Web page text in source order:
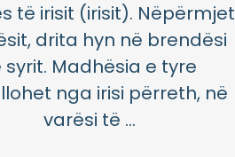
të irisit (irisit). Nëpërmjet
drita hyn në brendësi
syrit. Madhësia e tyre
nga irisi përreth, në
varësi të ...